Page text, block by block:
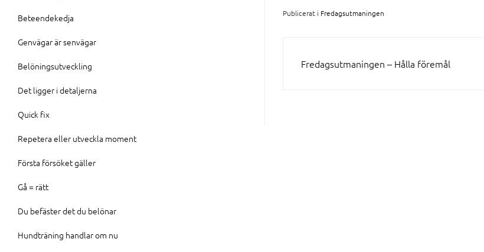
Publicerat i Fredagsutmaningen
INLÄGGSNAVIGERING
Fredagsutmaningen – Hålla föremål
Beteendekedja
Genvägar är senvägar
Belöningsutveckling
Det ligger i detaljerna
Quick fix
Repetera eller utveckla moment
Första försöket gäller
Gå = rätt
Du befäster det du belönar
Hundträning handlar om nu